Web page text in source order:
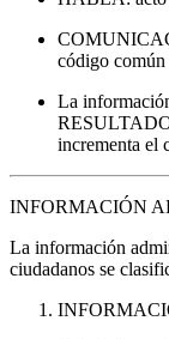
código común
La
incrementa el
INFORMACIÓN
La información
ciudadanos se